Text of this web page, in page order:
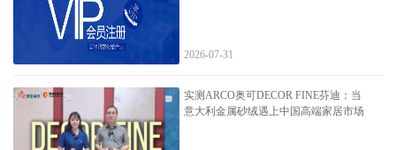
2026-07-31
实测ARCO奥可DECOR FINE芬迪：当
意大利金属砂绒遇上中国高端家居市场